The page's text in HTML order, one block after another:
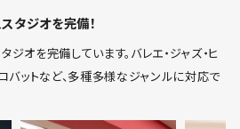
タジオを完備！
オを完備しています。バレエ・ジャズ・ヒ
ロバットなど、多種多様なジャンルに対応で